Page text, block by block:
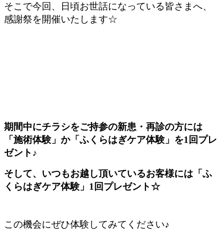
そこで今回、日頃お世話になっている皆さまへ、
感謝祭を開催いたします☆
期間中にチラシをご持参の新患・再診の方には
「施術体験」か「ふくらはぎケア体験」を1回プレ
ゼント♪
そして、いつもお越し頂いているお客様には「ふ
くらはぎケア体験」1回プレゼント☆
この機会にぜひ体験してみてください♪